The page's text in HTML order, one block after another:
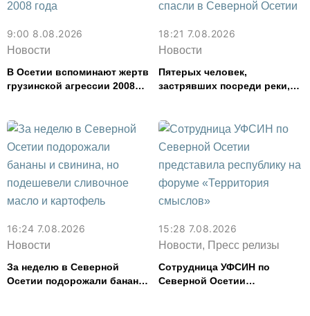
9:00 8.08.2026
Новости
В Осетии вспоминают жертв
грузинской агрессии 2008
18:21 7.08.2026
Новости
Пятерых человек,
застрявших посреди реки,
16:24 7.08.2026
Новости
За неделю в Северной
Осетии подорожали бананы
15:28 7.08.2026
Новости, Пресс релизы
Сотрудница УФСИН по
Северной Осетии